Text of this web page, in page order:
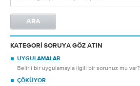
KATEGORI SORUYA GÖZ ATIN
UYGULAMALAR
Belirli bir uygulamayla ilgili bir sorunuz mu var?
ÇÖKÜYOR